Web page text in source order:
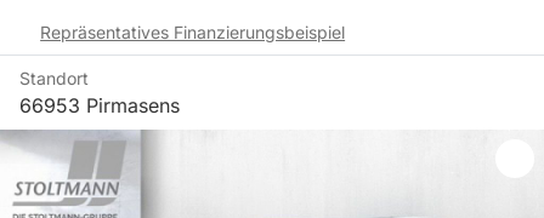
Repräsentatives Finanzierungsbeispiel
Standort
66953 Pirmasens